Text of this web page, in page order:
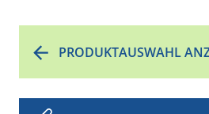
PRODUKTAUSWAHL